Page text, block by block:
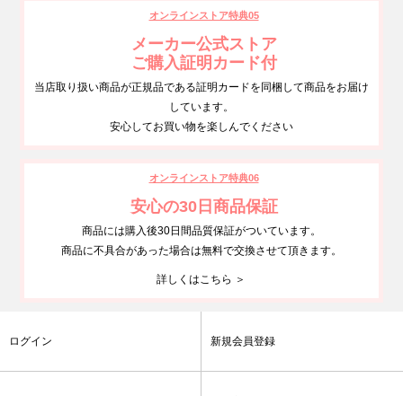
オンラインストア特典05
メーカー公式ストア
ご購入証明カード付
当店取り扱い商品が正規品である証明カードを同梱して商品をお届け
しています。
安心してお買い物を楽しんでください
オンラインストア特典06
安心の30日商品保証
商品には購入後30日間品質保証がついています。
商品に不具合があった場合は無料で交換させて頂きます。
詳しくはこちら ＞
ログイン 新規会員登録